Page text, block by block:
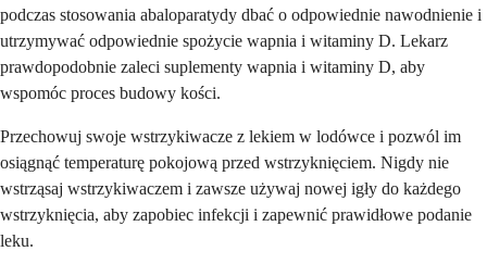
podczas stosowania abaloparatydy dbać o odpowiednie nawodnienie i
utrzymywać odpowiednie spożycie wapnia i witaminy D. Lekarz
prawdopodobnie zaleci suplementy wapnia i witaminy D, aby
wspomóc proces budowy kości.
Przechowuj swoje wstrzykiwacze z lekiem w lodówce i pozwól im
osiągnąć temperaturę pokojową przed wstrzyknięciem. Nigdy nie
wstrząsaj wstrzykiwaczem i zawsze używaj nowej igły do każdego
wstrzyknięcia, aby zapobiec infekcji i zapewnić prawidłowe podanie
leku.